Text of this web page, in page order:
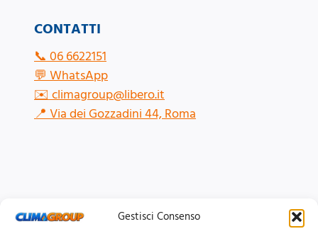
Gestisci Consenso
CONTATTI
📞06 6622151
💬WhatsApp
✉️climagroup@libero.it
📍Via dei Gozzadini 44, Roma